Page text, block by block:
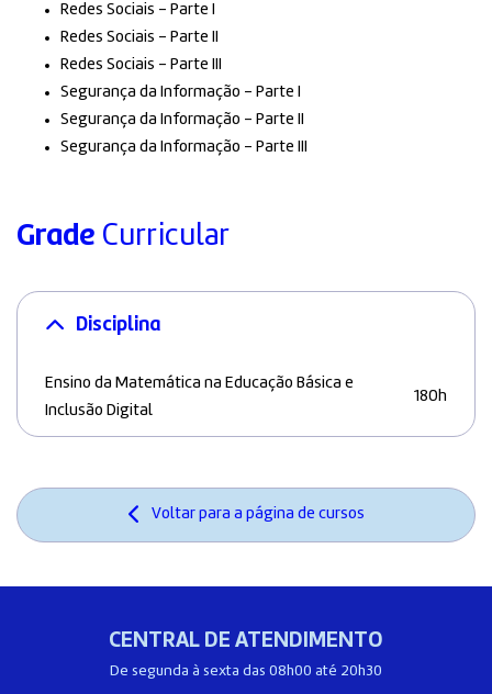
Redes Sociais – Parte I
Redes Sociais – Parte II
Redes Sociais – Parte III
Segurança da Informação – Parte I
Segurança da Informação – Parte II
Segurança da Informação – Parte III
Grade Curricular
Disciplina
Ensino da Matemática na Educação Básica e
Inclusão Digital
180h
Voltar para a página de cursos
CENTRAL DE ATENDIMENTO
De segunda à sexta das 08h00 até 20h30